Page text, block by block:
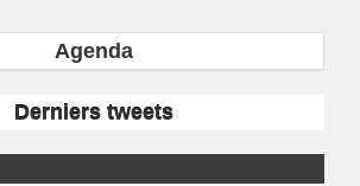
Agenda
Derniers tweets